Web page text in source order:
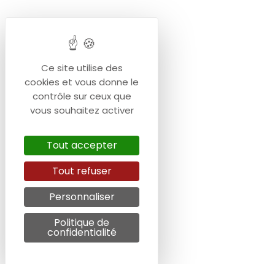
Ce site utilise des
cookies et vous donne le
contrôle sur ceux que
vous souhaitez activer
Tout accepter
Tout refuser
Personnaliser
Politique de
confidentialité